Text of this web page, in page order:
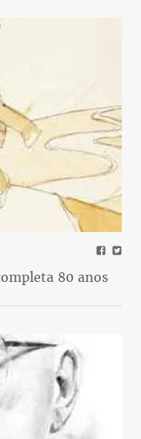
80 anos